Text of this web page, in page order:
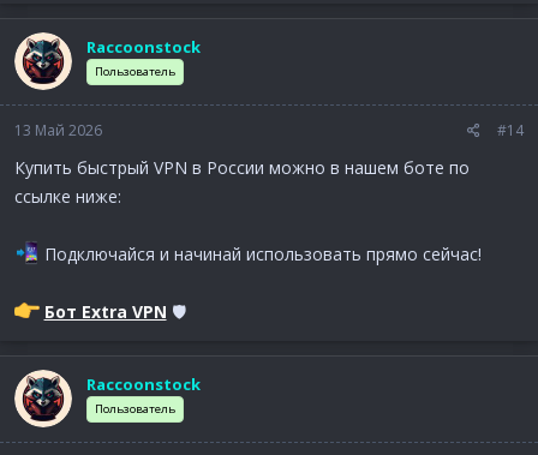
Raccoonstock
Пользователь
13 Май 2026 #14
Купить быстрый VPN в России можно в нашем боте по
ссылке ниже:
Подключайся и начинай использовать прямо сейчас!
Бот Extra VPN 🛡
Raccoonstock
Пользователь